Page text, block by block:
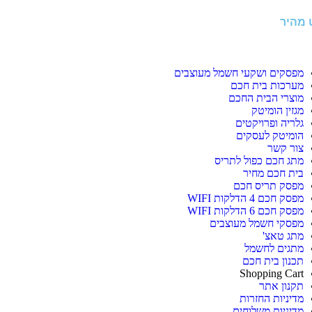
מהיר
מפסקים ושקעי חשמל מעוצבים
מערכות בית חכם
מוצרי הבית החכם
מגזין הומיטק
גלריה ופרויקטים
הומיטק לעסקים
צור קשר
מתג חכם כפול לתריס
בית חכם מחיר
מפסק תריס חכם
מפסק חכם 4 הדלקות WIFI
מפסק חכם 6 הדלקות WIFI
מפסקי חשמל מעוצבים
מתג טאצ'
מתגים לחשמל
תכנון בית חכם
Shopping Cart
תקנון אתר
מדיניות החזרות